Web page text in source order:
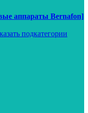
аппараты Bernafon]
подкатегории